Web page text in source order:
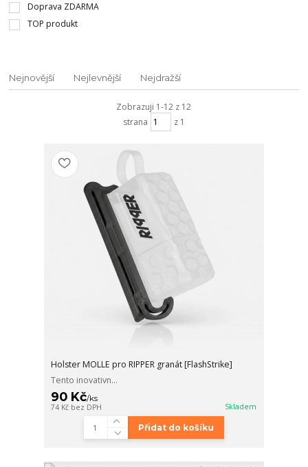
Doprava ZDARMA
TOP produkt
Nejnovější Nejlevnější Nejdražší
Zobrazuji 1-12 z 12
strana
z 1
Holster MOLLE pro RIPPER granát [FlashStrike]
Tento inovativn...
90 Kč/ks
74 Kč bez DPH Skladem
Přidat do košíku